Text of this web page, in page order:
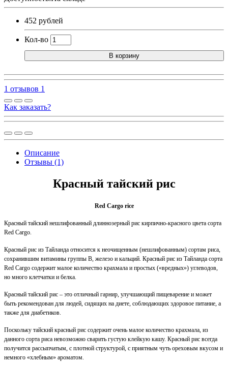
452 рублей
Кол-во
В корзину
1 отзывов 1
Как заказать?
Описание
Отзывы (1)
Красный тайский рис
Red Cargo rice
Красный тайский нешлифованный длиннозерный рис кирпично-красного цвета сорта
Red Cargo.
Красный рис из Тайланда относится к неочищенным (нешлифованным) сортам риса,
сохранившим витамины группы В, железо и кальций. Красный рис из Тайланда сорта
Red Cargo содержит малое количество крахмала и простых («вредных») углеводов,
но много клетчатки и белка.
Красный тайский рис – это отличный гарнир, улучшающий пищеварение и может
быть рекомендован для людей, сидящих на диете, соблюдающих здоровое питание, а
также для диабетиков.
Поскольку тайский красный рис содержит очень малое количество крахмала, из
данного сорта риса невозможно сварить густую клейкую кашу. Красный рис всегда
получится рассыпчатым, с плотной структурой, с приятным чуть ореховым вкусом и
немного «хлебным» ароматом.